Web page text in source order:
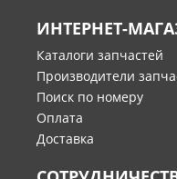
ИНТЕРНЕТ-
Каталоги запчастей
Производители
Поиск по номеру
Оплата
Доставка